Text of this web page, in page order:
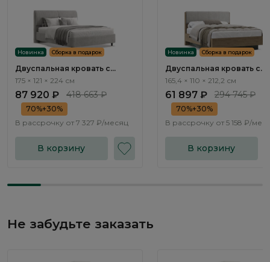
Новинка Сборка в подарок
Двуспальная кровать с
подъемным механизмом
175 × 121 × 224 см
87 920 ₽ 418 663 ₽
70%+30%
В рассрочку от 7 327 ₽/месяц
В корзину
Новинка Сборка в подарок
Двуспальная кровать с
подъемным механизмом
Терамо / Teramo TA201.3
165,4 × 110 × 212,2 см
61 897 ₽ 294 745 ₽
70%+30%
В рассрочку от 5 158 ₽/
В корзину
Не забудьте заказать